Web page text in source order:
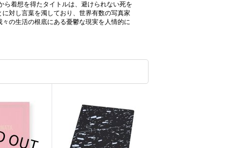
着想を得たタイトルは、避けられない死を
対し言葉を濁しており、世界有数の写真家
の生活の根底にある憂鬱な現実を人情的に